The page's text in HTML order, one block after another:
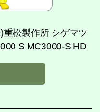
重松製作所 シゲマツ
S MC3000-S HD